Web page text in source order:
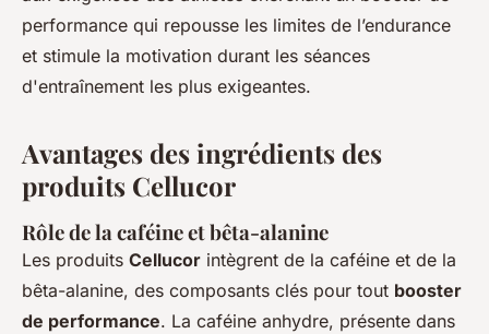
performance qui repousse les limites de l’endurance
et stimule la motivation durant les séances
d'entraînement les plus exigeantes.
Avantages des ingrédients des
produits Cellucor
Rôle de la caféine et bêta-alanine
Les produits Cellucor intègrent de la caféine et de la
bêta-alanine, des composants clés pour tout booster
de performance. La caféine anhydre, présente dans